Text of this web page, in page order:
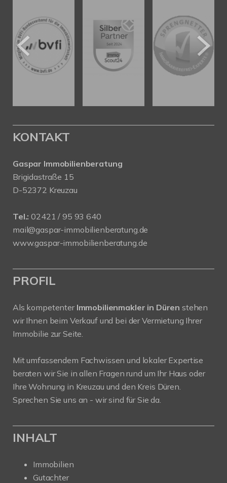
KONTAKT
Gaspar Immobilienberatung
Brigidastraße 15
D-52372 Kreuzau
Tel.: 02421 / 95 93 640
mail@gaspar-immobilienberatung.de
www.gaspar-immobilienberatung.de
PROFIL
Als kompetenter Immobilienmakler in Düren stehen
wir Ihnen beim Verkauf und bei der Vermietung Ihrer
Immobilie zur Seite.
Mit umfassendem Fachwissen und lokaler Expertise
beraten wir Sie in allen Fragen rund um Ihr Haus oder
Ihre Wohnung in Kreuzau und den Kreis Düren.
Sprechen Sie uns an - wir sind für Sie da.
INHALT
Immobilien
Gutachter